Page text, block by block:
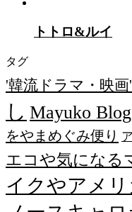
トトロ&ルイ
タグ
'韓流ドラマ・映画'
し Mayuko Blog
をやまめぐみ便り
エコや気になる
イクやアメ